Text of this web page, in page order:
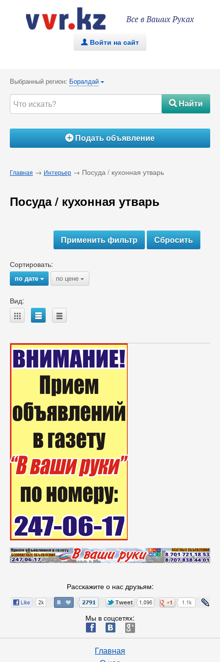
Все в Ваших Руках
. Войти на сайт
Выбранный регион: Боралдай {
#Найти
ÁПодать объявление
Главная → Интерьер → Посуда / кухонная утварь
Посуда / кухонная утварь
Сортировать:
по дате{ по цене {
Вид:
A B C
Расскажите о нас друзьям:
Мы в соцсетях:
ä æ è
Главная